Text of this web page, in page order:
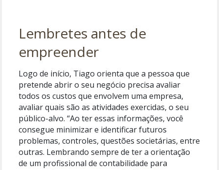
Lembretes antes de
empreender
Logo de início, Tiago orienta que a pessoa que
pretende abrir o seu negócio precisa avaliar
todos os custos que envolvem uma empresa,
avaliar quais são as atividades exercidas, o seu
público-alvo. “Ao ter essas informações, você
consegue minimizar e identificar futuros
problemas, controles, questões societárias, entre
outras. Lembrando sempre de ter a orientação
de um profissional de contabilidade para